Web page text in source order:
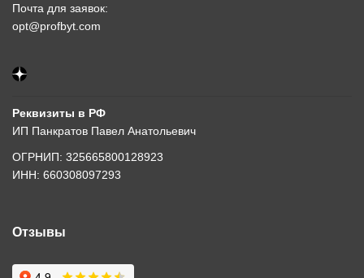
Почта для заявок:
opt@profbyt.com
Реквизиты в РФ
ИП Панкратов Павел Анатольевич
ОГРНИП: 325665800128923
ИНН: 660308097293
Отзывы